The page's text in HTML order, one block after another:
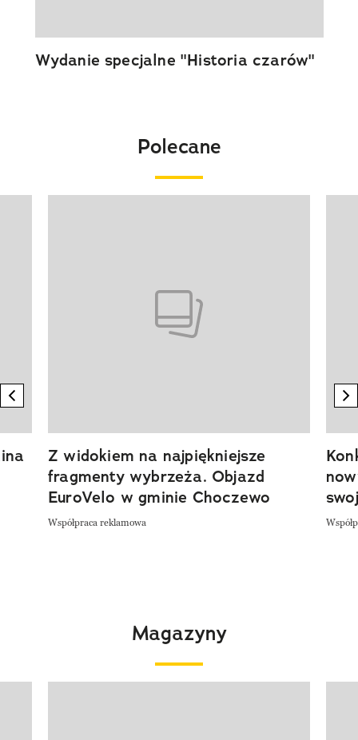
Wydanie specjalne "Historia czarów"
Polecane
previous element
Z widokiem na najpiękniejsze
fragmenty wybrzeża. Objazd
EuroVelo w gminie Choczewo
Współpraca reklamowa
Magazyny